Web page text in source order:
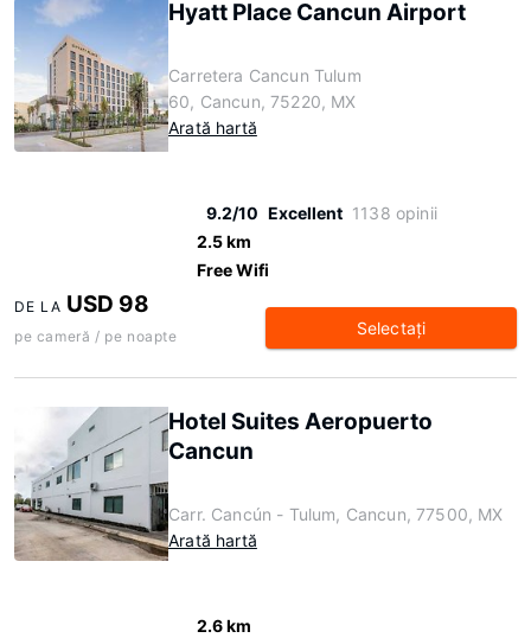
Hyatt Place Cancun Airport
Carretera Cancun Tulum
60, Cancun, 75220, MX
Arată hartă
9.2/10 Excellent 1138 opinii
2.5 km
Free Wifi
DE LA USD 98
pe cameră / pe noapte Selectaţi
Hotel Suites Aeropuerto
Cancun
Carr. Cancún - Tulum, Cancun, 77500, MX
Arată hartă
2.6 km